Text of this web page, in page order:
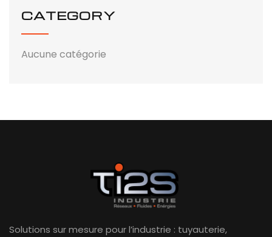
CATEGORY
Aucune catégorie
Solutions sur mesure pour l’industrie : tuyauterie,